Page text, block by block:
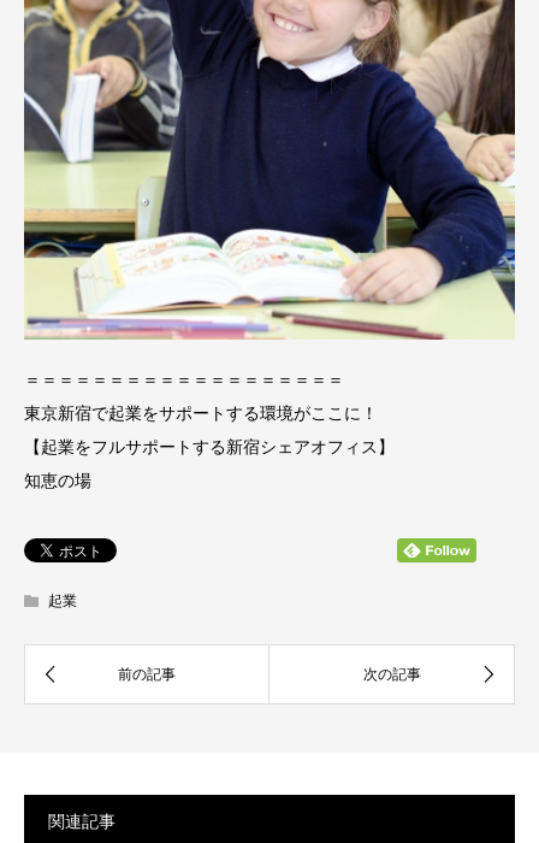
＝＝＝＝＝＝＝＝＝＝＝＝＝＝＝＝＝＝＝
東京新宿で起業をサポートする環境がここに！
【起業をフルサポートする新宿シェアオフィス】
知恵の場
起業
関連記事